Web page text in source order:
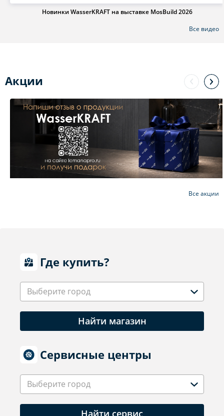
Новинки WasserKRAFT на выставке MosBuild 2026
Все видео
Акции
Все акции
Где купить?
Выберите город
Найти магазин
Сервисные центры
Выберите город
Найти сервис